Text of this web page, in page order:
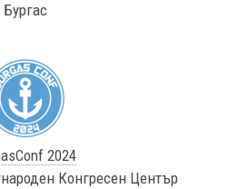
Бургас
2024
Конгресен Център